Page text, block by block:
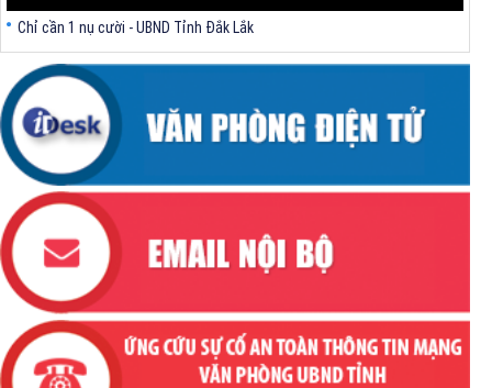
Chỉ cần 1 nụ cười - UBND Tỉnh Đắk Lắk